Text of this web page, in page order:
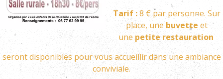
Tarif :8 € par personne. Sur
place, une buvette et
unepetite restauration
seront disponibles pour vous accueillir dans une ambiance
conviviale.